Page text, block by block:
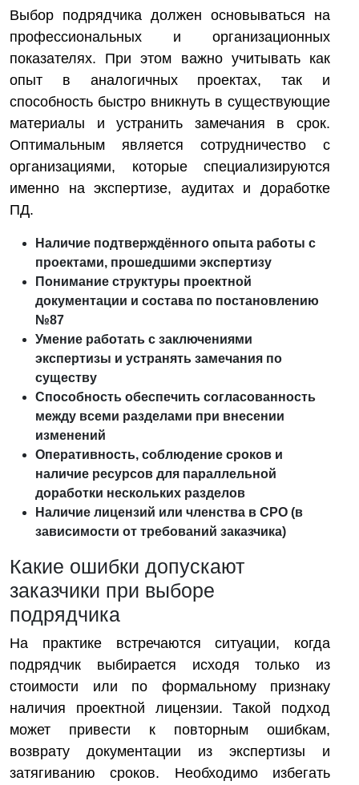
Выбор подрядчика должен основываться на
профессиональных и организационных
показателях. При этом важно учитывать как
опыт в аналогичных проектах, так и
способность быстро вникнуть в существующие
материалы и устранить замечания в срок.
Оптимальным является сотрудничество с
организациями, которые специализируются
именно на экспертизе, аудитах и доработке
ПД.
Наличие подтверждённого опыта работы с
проектами, прошедшими экспертизу
Понимание структуры проектной
документации и состава по постановлению
№87
Умение работать с заключениями
экспертизы и устранять замечания по
существу
Способность обеспечить согласованность
между всеми разделами при внесении
изменений
Оперативность, соблюдение сроков и
наличие ресурсов для параллельной
доработки нескольких разделов
Наличие лицензий или членства в СРО (в
зависимости от требований заказчика)
Какие ошибки допускают
заказчики при выборе
подрядчика
На практике встречаются ситуации, когда
подрядчик выбирается исходя только из
стоимости или по формальному признаку
наличия проектной лицензии. Такой подход
может привести к повторным ошибкам,
возврату документации из экспертизы и
затягиванию сроков. Необходимо избегать